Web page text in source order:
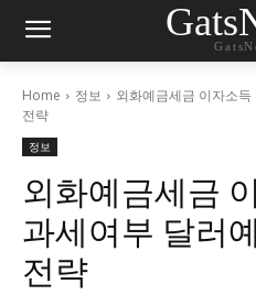
Home 정보
외화예금세금 이자소
전략
정보
외화예금세금
과세여부 달러
전략